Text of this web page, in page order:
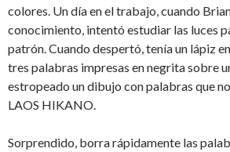
colores. Un día en el trabajo, cuando
conocimiento, intentó estudiar las luces
patrón. Cuando despertó, tenía un lápiz
tres palabras impresas en negrita sobre
estropeado un dibujo con palabras que
LAOS HIKANO.
Sorprendido, borra rápidamente las